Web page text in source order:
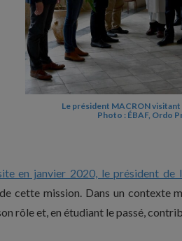
Le président MACRON visitant
Photo : ÉBAF, Ordo
en janvier 2020, le président de
cette mission. Dans un contexte
rôle et, en étudiant le passé,